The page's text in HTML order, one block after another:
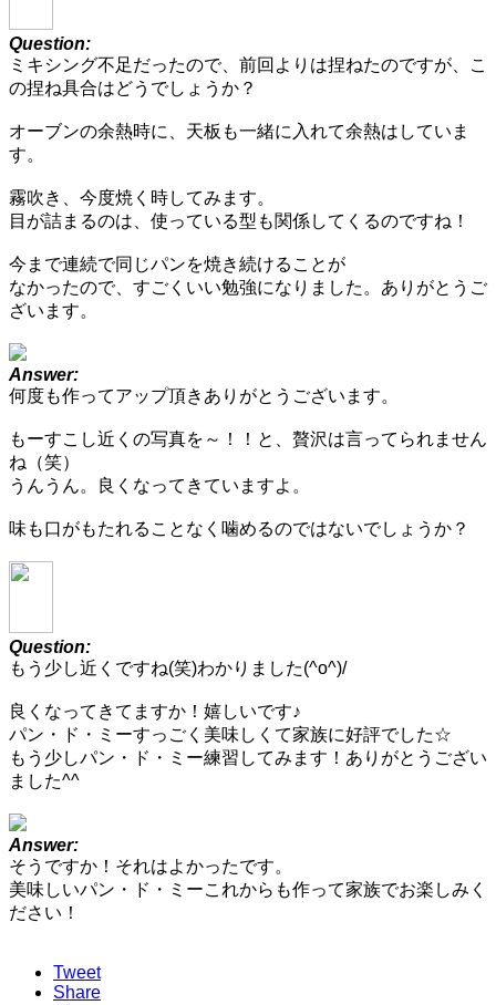
Question:
ミキシング不足だったので、前回よりは捏ねたのですが、こ
の捏ね具合はどうでしょうか？
オーブンの余熱時に、天板も一緒に入れて余熱はしていま
す。
霧吹き、今度焼く時してみます。
目が詰まるのは、使っている型も関係してくるのですね！
今まで連続で同じパンを焼き続けることが
なかったので、すごくいい勉強になりました。ありがとうご
ざいます。
Answer:
何度も作ってアップ頂きありがとうございます。
もーすこし近くの写真を～！！と、贅沢は言ってられません
ね（笑）
うんうん。良くなってきていますよ。
味も口がもたれることなく噛めるのではないでしょうか？
Question:
もう少し近くですね(笑)わかりました(^o^)/
良くなってきてますか！嬉しいです♪
パン・ド・ミーすっごく美味しくて家族に好評でした☆
もう少しパン・ド・ミー練習してみます！ありがとうござい
ました^^
Answer:
そうですか！それはよかったです。
美味しいパン・ド・ミーこれからも作って家族でお楽しみく
ださい！
Tweet
Share